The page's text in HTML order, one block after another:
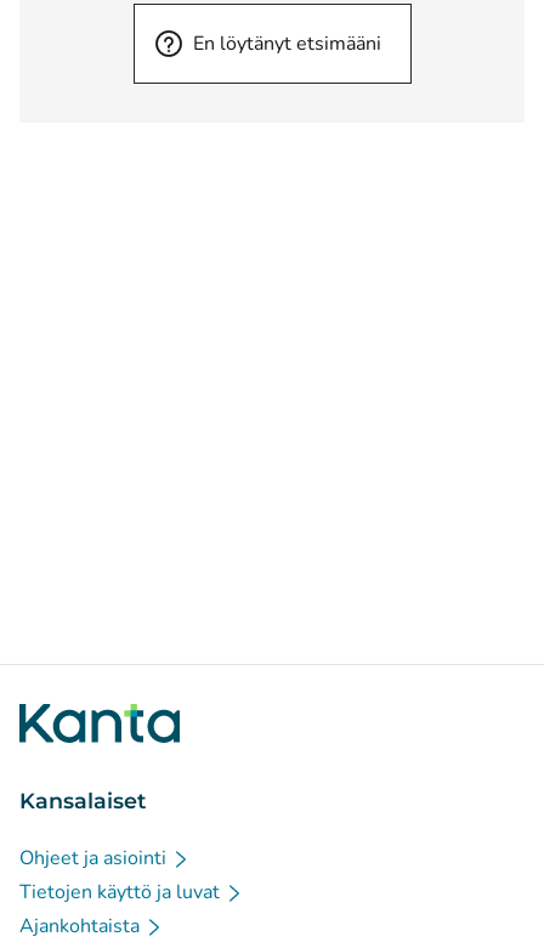
En löytänyt etsimääni
Kansalaiset
Ohjeet ja asiointi
Tietojen käyttö ja luvat
Ajankohtaista